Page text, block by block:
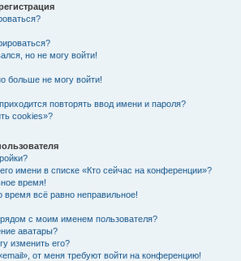
но не могу войти!
больше не могу войти!
повторять ввод имени и пароля?
cookies»?
имени в списке «Кто сейчас на конференции»?
время!
время всё равно неправильное!
с моим именем пользователя?
аватары?
изменить его?
от меня требуют войти на конференцию!